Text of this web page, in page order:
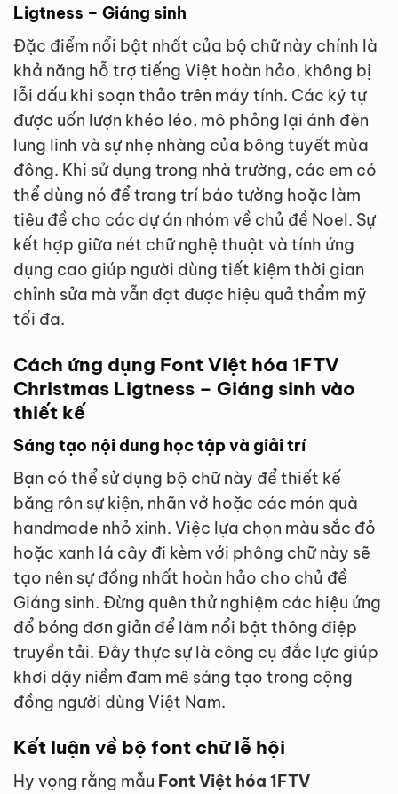
Ligtness – Giáng sinh
Đặc điểm nổi bật nhất của bộ chữ này chính là
khả năng hỗ trợ tiếng Việt hoàn hảo, không bị
lỗi dấu khi soạn thảo trên máy tính. Các ký tự
được uốn lượn khéo léo, mô phỏng lại ánh đèn
lung linh và sự nhẹ nhàng của bông tuyết mùa
đông. Khi sử dụng trong nhà trường, các em có
thể dùng nó để trang trí báo tường hoặc làm
tiêu đề cho các dự án nhóm về chủ đề Noel. Sự
kết hợp giữa nét chữ nghệ thuật và tính ứng
dụng cao giúp người dùng tiết kiệm thời gian
chỉnh sửa mà vẫn đạt được hiệu quả thẩm mỹ
tối đa.
Cách ứng dụng Font Việt hóa 1FTV
Christmas Ligtness – Giáng sinh vào
thiết kế
Sáng tạo nội dung học tập và giải trí
Bạn có thể sử dụng bộ chữ này để thiết kế
băng rôn sự kiện, nhãn vở hoặc các món quà
handmade nhỏ xinh. Việc lựa chọn màu sắc đỏ
hoặc xanh lá cây đi kèm với phông chữ này sẽ
tạo nên sự đồng nhất hoàn hảo cho chủ đề
Giáng sinh. Đừng quên thử nghiệm các hiệu ứng
đổ bóng đơn giản để làm nổi bật thông điệp
truyền tải. Đây thực sự là công cụ đắc lực giúp
khơi dậy niềm đam mê sáng tạo trong cộng
đồng người dùng Việt Nam.
Kết luận về bộ font chữ lễ hội
Hy vọng rằng mẫu Font Việt hóa 1FTV